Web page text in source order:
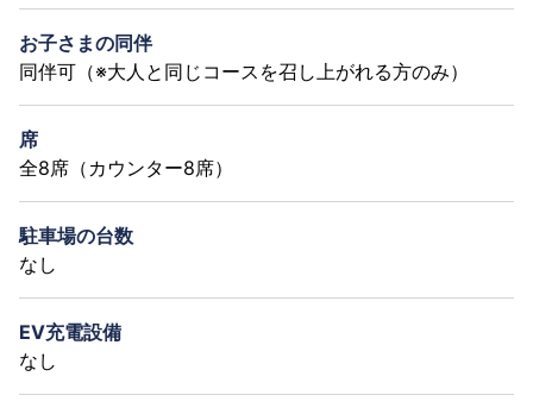
お子さまの同伴
同伴可（※大人と同じコースを召し上がれる方のみ）
席
全8席（カウンター8席）
駐車場の台数
なし
EV充電設備
なし